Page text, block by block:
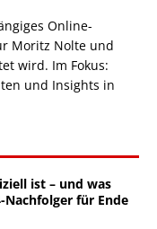
Online-
Moritz Nolte und
wird. Im Fokus:
und Insights in
ist – und was
Nachfolger für Ende